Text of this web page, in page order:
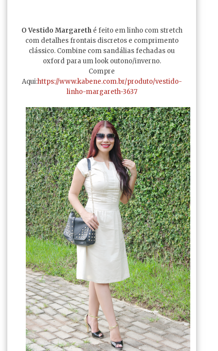
O Vestido Margarethé feito em linho com stretch
com detalhes frontais discretos e comprimento
clássico. Combine com sandálias fechadas ou
oxford para um look outono/inverno.
Compre
Aqui:https://www.kabene.com.br/produto/vestido-
linho-margareth-3637